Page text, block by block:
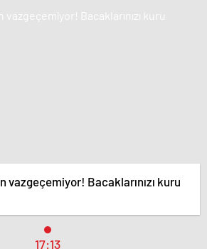
vazgeçemiyor! Bacaklarınızı kuru
17:13